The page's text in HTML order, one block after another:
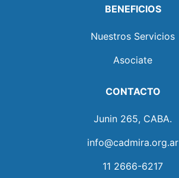
BENEFICIOS
Nuestros Servicios
Asociate
CONTACTO
Junin 265, CABA.
info@cadmira.org.ar
11 2666-6217